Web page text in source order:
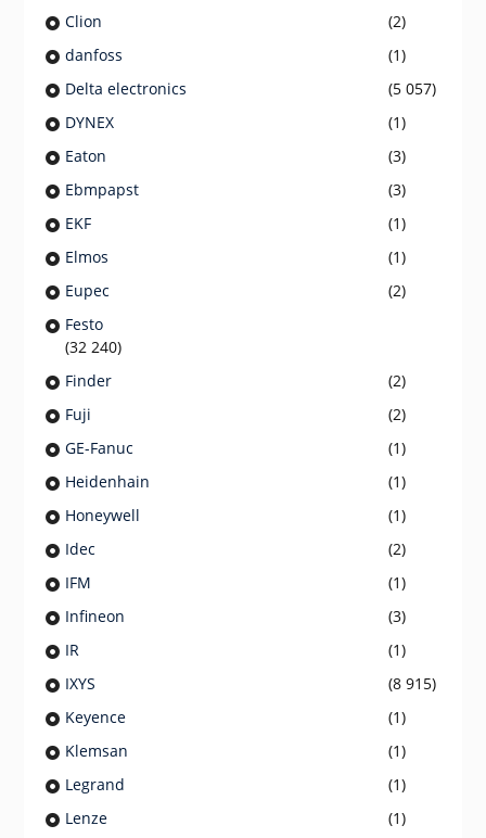
Clion
(2)
danfoss
(1)
Delta electronics
(5 057)
DYNEX
(1)
Eaton
(3)
Ebmpapst
(3)
EKF
(1)
Elmos
(1)
Eupec
(2)
Festo
(32 240)
Finder
(2)
Fuji
(2)
GE-Fanuc
(1)
Heidenhain
(1)
Honeywell
(1)
Idec
(2)
IFM
(1)
Infineon
(3)
IR
(1)
IXYS
(8 915)
Keyence
(1)
Klemsan
(1)
Legrand
(1)
Lenze
(1)